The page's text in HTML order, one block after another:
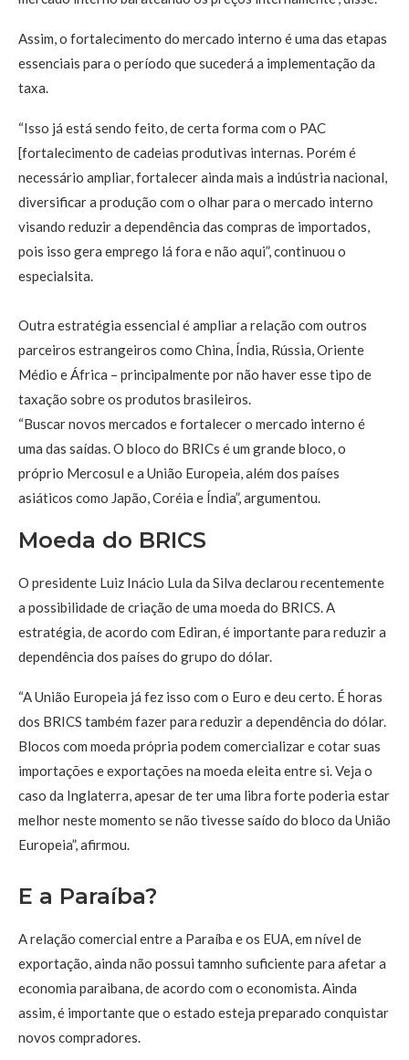
Assim, o fortalecimento do mercado interno é uma das etapas
essenciais para o período que sucederá a implementação da
taxa.
“Isso já está sendo feito, de certa forma com o PAC
[fortalecimento de cadeias produtivas internas. Porém é
necessário ampliar, fortalecer ainda mais a indústria nacional,
diversificar a produção com o olhar para o mercado interno
visando reduzir a dependência das compras de importados,
pois isso gera emprego lá fora e não aqui”, continuou o
especialsita.
Outra estratégia essencial é ampliar a relação com outros
parceiros estrangeiros como China, Índia, Rússia, Oriente
Médio e África – principalmente por não haver esse tipo de
taxação sobre os produtos brasileiros.
“Buscar novos mercados e fortalecer o mercado interno é
uma das saídas. O bloco do BRICs é um grande bloco, o
próprio Mercosul e a União Europeia, além dos países
asiáticos como Japão, Coréia e Índia”, argumentou.
Moeda do BRICS
O presidente Luiz Inácio Lula da Silva declarou recentemente
a possibilidade de criação de uma moeda do BRICS. A
estratégia, de acordo com Ediran, é importante para reduzir a
dependência dos países do grupo do dólar.
“A União Europeia já fez isso com o Euro e deu certo. É horas
dos BRICS também fazer para reduzir a dependência do dólar.
Blocos com moeda própria podem comercializar e cotar suas
importações e exportações na moeda eleita entre si. Veja o
caso da Inglaterra, apesar de ter uma libra forte poderia estar
melhor neste momento se não tivesse saído do bloco da União
Europeia”, afirmou.
E a Paraíba?
A relação comercial entre a Paraíba e os EUA, em nível de
exportação, ainda não possui tamnho suficiente para afetar a
economia paraibana, de acordo com o economista. Ainda
assim, é importante que o estado esteja preparado conquistar
novos compradores.